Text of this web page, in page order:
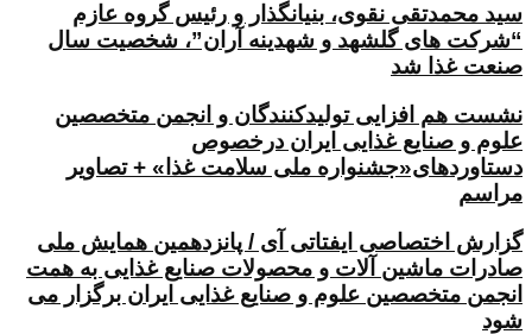
سید محمدتقی نقوی، بنیانگذار و رئیس گروه عازم
“شرکت های گلشهد و شهدینه آران”، شخصیت سال
صنعت غذا شد
نشست هم افزایی تولیدکنندگان و انجمن متخصصین
علوم و صنایع غذایی ایران درخصوص
دستاوردهای«جشنواره ملی سلامت غذا» + تصاویر
مراسم
گزارش اختصاصی ایفتاتی آی / پانزدهمین همایش ملی
صادرات ماشین آلات و محصولات صنایع غذایی به همت
انجمن متخصصین علوم و صنایع غذایی ایران برگزار می
شود